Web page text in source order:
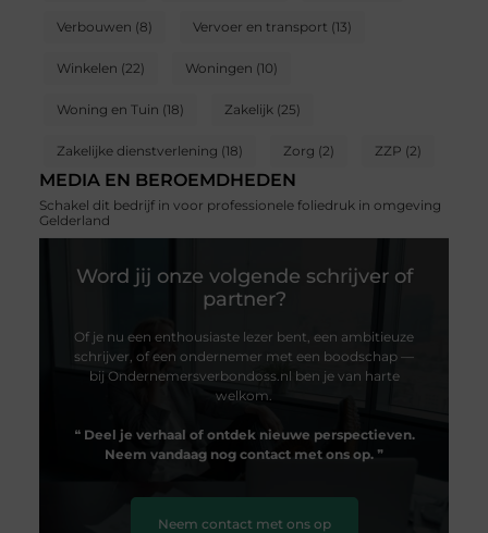
Verbouwen (8) Vervoer en transport (13)
Winkelen (22) Woningen (10)
Woning en Tuin (18) Zakelijk (25)
Zakelijke dienstverlening (18) Zorg (2) ZZP (2)
MEDIA EN BEROEMDHEDEN
Schakel dit bedrijf in voor professionele foliedruk in omgeving
Gelderland
Word jij onze volgende schrijver of
partner?
Of je nu een enthousiaste lezer bent, een ambitieuze
schrijver, of een ondernemer met een boodschap —
bij Ondernemersverbondoss.nl ben je van harte
welkom.
❝ Deel je verhaal of ontdek nieuwe perspectieven.
Neem vandaag nog contact met ons op. ❞
Neem contact met ons op